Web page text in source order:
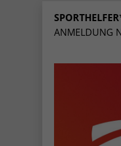
ANMELDUNG